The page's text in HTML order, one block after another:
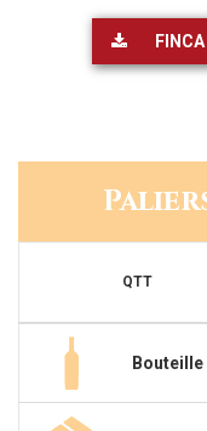
QTT
Bouteille